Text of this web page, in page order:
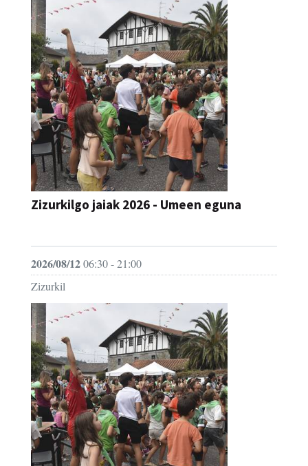
Zizurkilgo jaiak 2026 - Umeen eguna
2026/08/1206:30 - 21:00
Zizurkil